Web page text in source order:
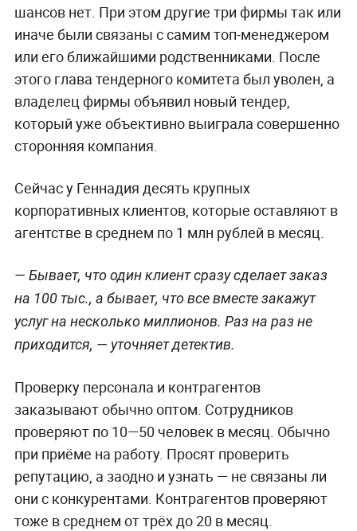
шансов нет. При этом другие три фирмы так или
иначе были связаны с самим топ-менеджером
или его ближайшими родственниками. После
этого глава тендерного комитета был уволен, а
владелец фирмы объявил новый тендер,
который уже объективно выиграла совершенно
сторонняя компания.
Сейчас у Геннадия десять крупных
корпоративных клиентов, которые оставляют в
агентстве в среднем по 1 млн рублей в месяц.
— Бывает, что один клиент сразу сделает заказ
на 100 тыс., а бывает, что все вместе закажут
услуг на несколько миллионов. Раз на раз не
приходится, — уточняет детектив.
Проверку персонала и контрагентов
заказывают обычно оптом. Сотрудников
проверяют по 10—50 человек в месяц. Обычно
при приёме на работу. Просят проверить
репутацию, а заодно и узнать — не связаны ли
они с конкурентами. Контрагентов проверяют
тоже в среднем от трёх до 20 в месяц.